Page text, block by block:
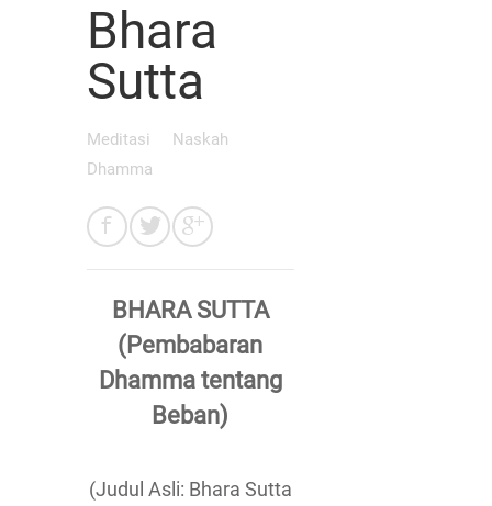
Bhara
Sutta
Meditasi
Naskah
Dhamma
BHARA SUTTA
(Pembabaran
Dhamma tentang
Beban)
(Judul Asli: Bhara Sutta